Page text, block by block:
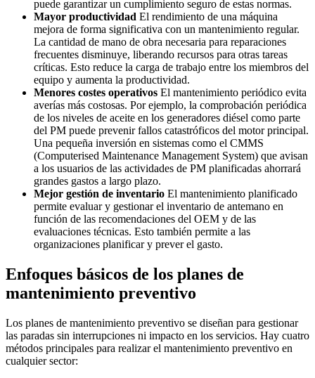
puede garantizar un cumplimiento seguro de estas normas.
Mayor productividad El rendimiento de una máquina
mejora de forma significativa con un mantenimiento regular.
La cantidad de mano de obra necesaria para reparaciones
frecuentes disminuye, liberando recursos para otras tareas
críticas. Esto reduce la carga de trabajo entre los miembros del
equipo y aumenta la productividad.
Menores costes operativos El mantenimiento periódico evita
averías más costosas. Por ejemplo, la comprobación periódica
de los niveles de aceite en los generadores diésel como parte
del PM puede prevenir fallos catastróficos del motor principal.
Una pequeña inversión en sistemas como el CMMS
(Computerised Maintenance Management System) que avisan
a los usuarios de las actividades de PM planificadas ahorrará
grandes gastos a largo plazo.
Mejor gestión de inventario El mantenimiento planificado
permite evaluar y gestionar el inventario de antemano en
función de las recomendaciones del OEM y de las
evaluaciones técnicas. Esto también permite a las
organizaciones planificar y prever el gasto.
Enfoques básicos de los planes de
mantenimiento preventivo
Los planes de mantenimiento preventivo se diseñan para gestionar
las paradas sin interrupciones ni impacto en los servicios. Hay cuatro
métodos principales para realizar el mantenimiento preventivo en
cualquier sector: